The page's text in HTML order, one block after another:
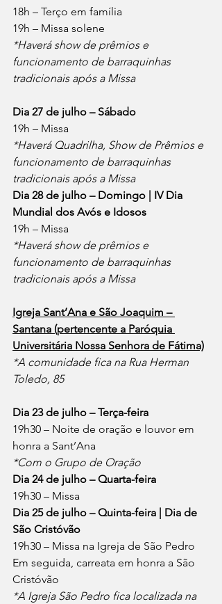
18h – Terço em família
19h – Missa solene
*Haverá show de prêmios e
funcionamento de barraquinhas
tradicionais após a Missa
Dia 27 de julho – Sábado
19h – Missa
*Haverá Quadrilha, Show de Prêmios e
funcionamento de barraquinhas
tradicionais após a Missa
Dia 28 de julho – Domingo | IV Dia
Mundial dos Avós e Idosos
19h – Missa
*Haverá show de prêmios e
funcionamento de barraquinhas
tradicionais após a Missa
Igreja Sant’Ana e São Joaquim –
Santana (pertencente a Paróquia
Universitária Nossa Senhora de Fátima)
*A comunidade fica na Rua Herman
Toledo, 85
Dia 23 de julho – Terça-feira
19h30 – Noite de oração e louvor em
honra a Sant’Ana
*Com o Grupo de Oração
Dia 24 de julho – Quarta-feira
19h30 – Missa
Dia 25 de julho – Quinta-feira | Dia de
São Cristóvão
19h30 – Missa na Igreja de São Pedro
Em seguida, carreata em honra a São
Cristóvão
*A Igreja São Pedro fica localizada na